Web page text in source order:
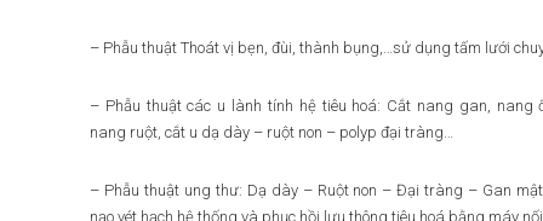
– Phẫu thuật Thoát vị bẹn, đùi, thành bụng,…sử dụng tấm lưới
– Phẫu thuật các u lành tính hệ tiêu hoá: Cắt nang gan, nang
nang ruột, cắt u dạ dày – ruột non – polyp đại tràng…
– Phẫu thuật ung thư: Dạ dày – Ruột non – Đại tràng – Gan
nạo vét hạch hệ thống và phục hồi lưu thông tiêu hoá bằng máy